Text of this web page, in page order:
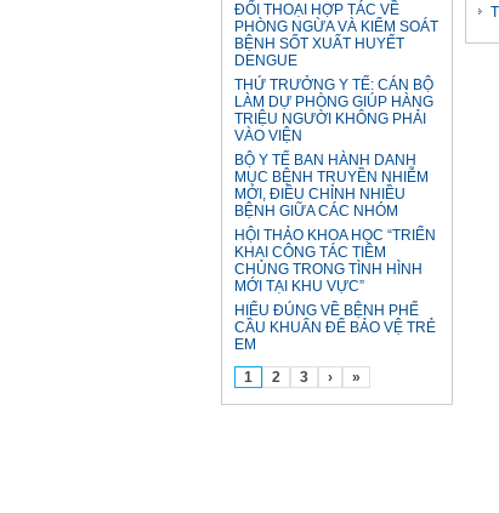
ĐỐI THOẠI HỢP TÁC VỀ
PHÒNG NGỪA VÀ KIỂM SOÁT
BỆNH SỐT XUẤT HUYẾT
DENGUE
THỨ TRƯỞNG Y TẾ: CÁN BỘ
LÀM DỰ PHÒNG GIÚP HÀNG
TRIỆU NGƯỜI KHÔNG PHẢI
VÀO VIỆN
BỘ Y TẾ BAN HÀNH DANH
MỤC BỆNH TRUYỀN NHIỄM
MỚI, ĐIỀU CHỈNH NHIỀU
BỆNH GIỮA CÁC NHÓM
HỘI THẢO KHOA HỌC “TRIỂN
KHAI CÔNG TÁC TIÊM
CHỦNG TRONG TÌNH HÌNH
MỚI TẠI KHU VỰC”
HIỂU ĐÚNG VỀ BỆNH PHẾ
CẦU KHUẨN ĐỂ BẢO VỆ TRẺ
EM
1
2 3 › »